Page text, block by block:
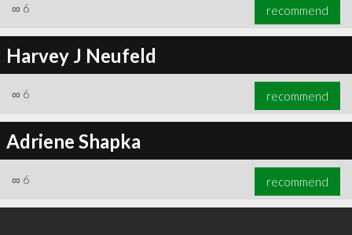
∞ 6 recommend
Harvey J Neufeld
∞ 6 recommend
Adriene Shapka
∞ 6 recommend